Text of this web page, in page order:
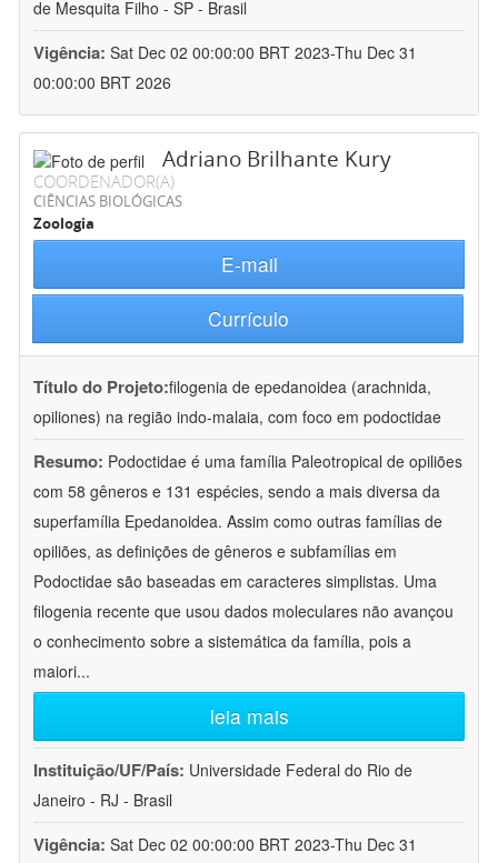
de Mesquita Filho - SP - Brasil
Vigência: Sat Dec 02 00:00:00 BRT 2023-Thu Dec 31
00:00:00 BRT 2026
Adriano Brilhante Kury
COORDENADOR(A)
CIÊNCIAS BIOLÓGICAS
Zoologia
E-mail
Currículo
Título do Projeto:filogenia de epedanoidea (arachnida,
opiliones) na região indo-malaia, com foco em podoctidae
Resumo: Podoctidae é uma família Paleotropical de opiliões
com 58 gêneros e 131 espécies, sendo a mais diversa da
superfamília Epedanoidea. Assim como outras famílias de
opiliões, as definições de gêneros e subfamílias em
Podoctidae são baseadas em caracteres simplistas. Uma
filogenia recente que usou dados moleculares não avançou
o conhecimento sobre a sistemática da família, pois a
maiori...
leia mais
Instituição/UF/País: Universidade Federal do Rio de
Janeiro - RJ - Brasil
Vigência: Sat Dec 02 00:00:00 BRT 2023-Thu Dec 31